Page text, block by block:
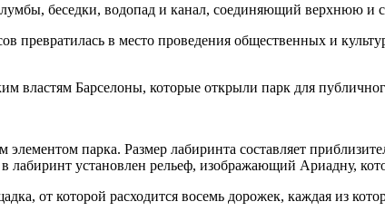
беседки, водопад и канал, соединяющий верхнюю и
превратилась в место проведения общественных и
властям Барселоны, которые открыли парк для
парка. Размер лабиринта составляет
установлен рельеф, изображающий Ариадну,
от которой расходится восемь дорожек, каждая из